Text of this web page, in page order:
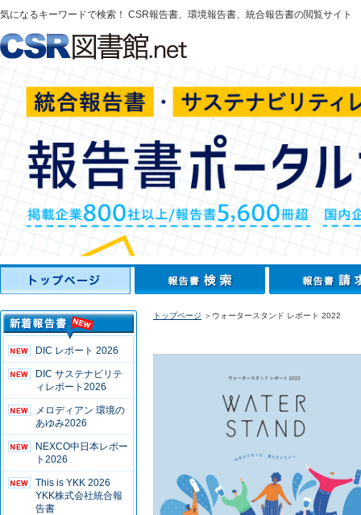
気になるキーワードで検索！ CSR報告書、環境報告書、統合報告書の閲覧サイト
DIC レポート 2026
DIC サステナビリテ
ィレポート2026
メロディアン 環境の
あゆみ2026
NEXCO中日本レポー
ト2026
This is YKK 2026
YKK株式会社統合報
告書
トップページ ＞ウォータースタンド レポート 2022